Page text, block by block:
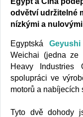
odvětví udržitelné
nízkými a
Egyptská
Weichai (jedna ze
Heavy Industries
spolupráci ve
motorů a nabíjecích
Tyto dvě dohody